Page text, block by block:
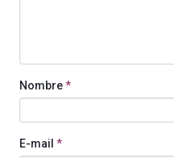
Nombre*
E-mail *